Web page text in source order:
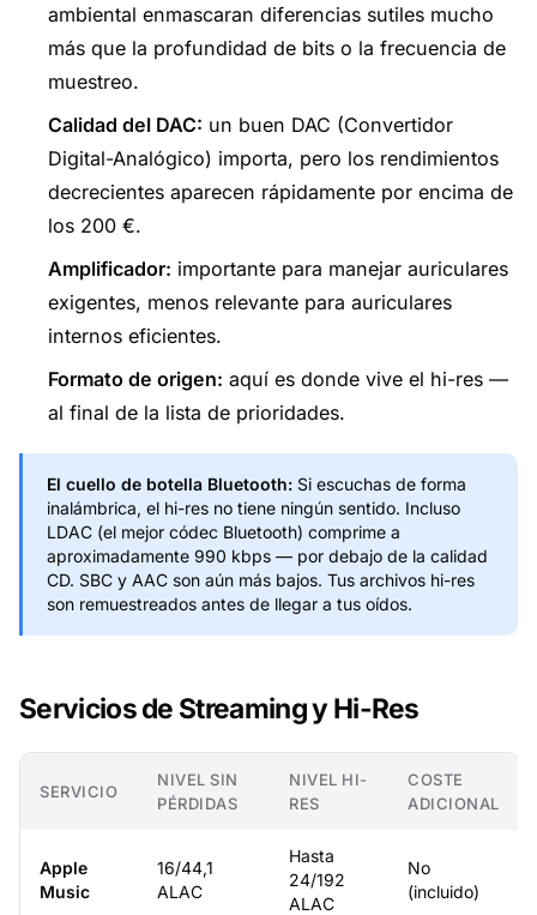
ambiental enmascaran diferencias sutiles mucho
más que la profundidad de bits o la frecuencia de
muestreo.
Calidad del DAC: un buen DAC (Convertidor
Digital-Analógico) importa, pero los rendimientos
decrecientes aparecen rápidamente por encima de
los 200 €.
Amplificador: importante para manejar auriculares
exigentes, menos relevante para auriculares
internos eficientes.
Formato de origen: aquí es donde vive el hi-res —
al final de la lista de prioridades.
El cuello de botella Bluetooth: Si escuchas de forma
inalámbrica, el hi-res no tiene ningún sentido. Incluso
LDAC (el mejor códec Bluetooth) comprime a
aproximadamente 990 kbps — por debajo de la calidad
CD. SBC y AAC son aún más bajos. Tus archivos hi-res
son remuestreados antes de llegar a tus oídos.
Servicios de Streaming y Hi-Res
SERVICIO
NIVEL SIN
PÉRDIDAS
NIVEL HI-
RES
COSTE
ADICIONAL
Apple
Music
16/44,1
ALAC
Hasta
24/192
ALAC
No
(incluido)